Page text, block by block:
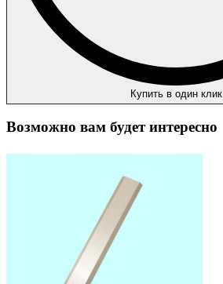
Купить в один клик
Возможно вам будет интересно